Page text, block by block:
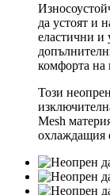
да устоят и
еластични и
комфорта на
Този
Mesh
охлаждащия